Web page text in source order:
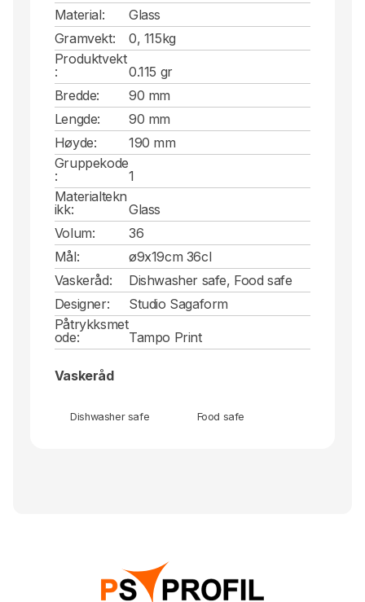
Material:
Glass
Gramvekt:
0, 115kg
Produktvekt
:
0.115 gr
Bredde:
90 mm
Lengde:
90 mm
Høyde:
190 mm
Gruppekode
:
1
Materialtekn
ikk:
Glass
Volum:
36
Mål:
ø9x19cm 36cl
Vaskeråd:
Dishwasher safe, Food safe
Designer:
Studio Sagaform
Påtrykksmet
ode:
Tampo Print
Vaskeråd
Dishwasher safe Food safe